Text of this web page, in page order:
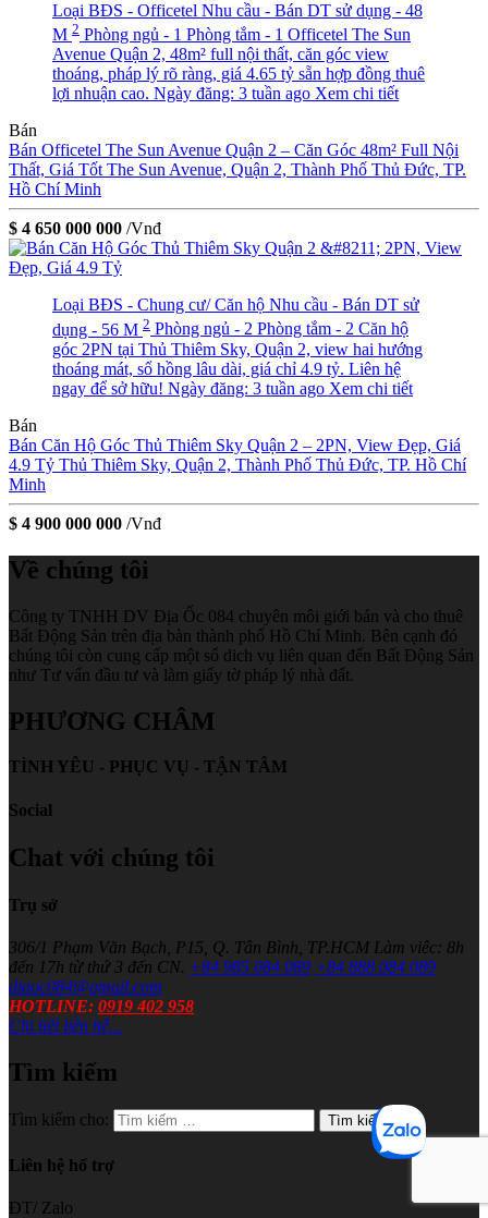
Loại BĐS - Officetel Nhu cầu - Bán DT sử dụng - 48
M 2 Phòng ngủ - 1 Phòng tắm - 1 Officetel The Sun
Avenue Quận 2, 48m² full nội thất, căn góc view
thoáng, pháp lý rõ ràng, giá 4.65 tỷ sẵn hợp đồng thuê
lợi nhuận cao. Ngày đăng: 3 tuần ago Xem chi tiết
Bán
Bán Officetel The Sun Avenue Quận 2 – Căn Góc 48m² Full Nội
Thất, Giá Tốt The Sun Avenue, Quận 2, Thành Phố Thủ Đức, TP.
Hồ Chí Minh
$ 4 650 000 000 /Vnđ
Loại BĐS - Chung cư/ Căn hộ Nhu cầu - Bán DT sử
dụng - 56 M 2 Phòng ngủ - 2 Phòng tắm - 2 Căn hộ
góc 2PN tại Thủ Thiêm Sky, Quận 2, view hai hướng
thoáng mát, sổ hồng lâu dài, giá chỉ 4.9 tỷ. Liên hệ
ngay để sở hữu! Ngày đăng: 3 tuần ago Xem chi tiết
Bán
Bán Căn Hộ Góc Thủ Thiêm Sky Quận 2 – 2PN, View Đẹp, Giá
4.9 Tỷ Thủ Thiêm Sky, Quận 2, Thành Phố Thủ Đức, TP. Hồ Chí
Minh
$ 4 900 000 000 /Vnđ
Về chúng tôi
Công ty TNHH DV Địa Ốc 084 chuyên môi giới bán và cho thuê
Bất Động Sản trên địa bàn thành phố Hồ Chí Minh. Bên cạnh đó
chúng tôi còn cung cấp một số dich vụ liên quan đến Bất Động Sản
như Tư vấn đầu tư và làm giấy tờ pháp lý nhà đất.
PHƯƠNG CHÂM
TÌNH YÊU - PHỤC VỤ - TẬN TÂM
Social
Chat với chúng tôi
Trụ sở
306/1 Phạm Văn Bạch, P15, Q. Tân Bình, TP.HCM Làm viêc: 8h
đến 17h từ thứ 3 đến CN. +84 985 084 089 +84 888 084 089
diaoc084@gmail.com
HOTLINE: 0919 402 958
Chi tiết liên hệ...
Tìm kiếm
Tìm kiếm cho:
Liên hệ hổ trợ
ĐT/ Zalo